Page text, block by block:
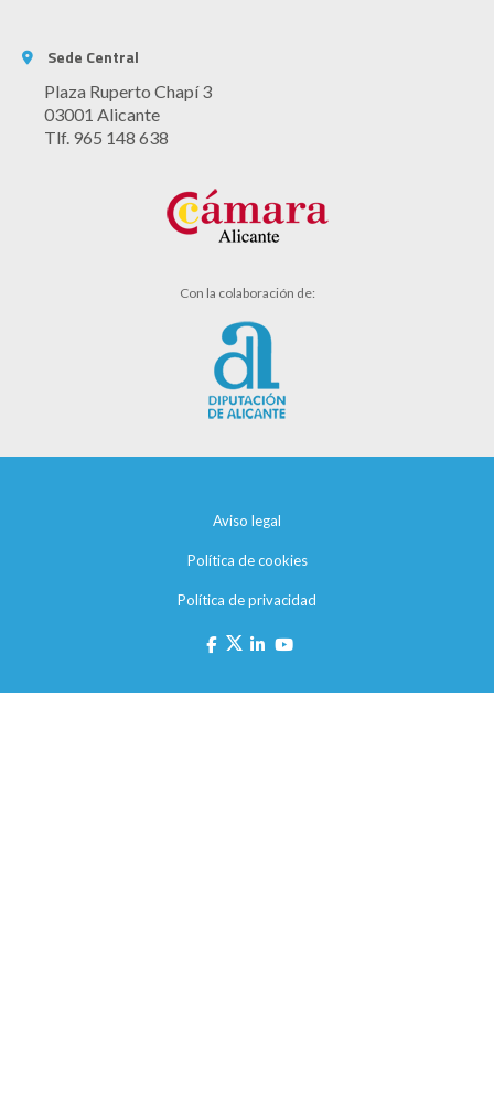
Sede Central
Plaza Ruperto Chapí 3
03001 Alicante
Tlf. 965 148 638
Con la colaboración de:
Aviso legal
Política de cookies
Política de privacidad